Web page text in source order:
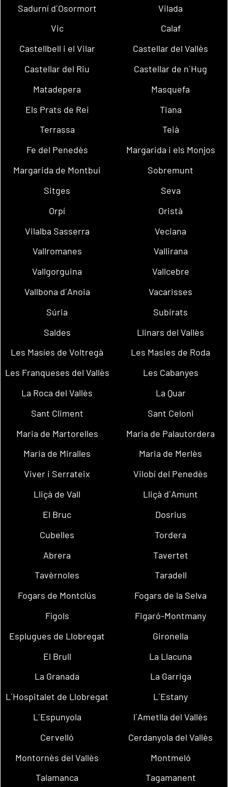
Sadurní d´Osormort
Vilada
Vic
Calaf
Castellbell i el Vilar
Castellar del Vallès
Castellar del Riu
Castellar de n´Hug
Matadepera
Masquefa
Els Prats de Rei
Tiana
Terrassa
Teià
Fe del Penedès
Margarida i els Monjos
Margarida de Montbui
Sobremunt
Sitges
Seva
Orpí
Oristà
Vilalba Sasserra
Veciana
Vallromanes
Vallirana
Vallgorguina
Vallcebre
Vallbona d´Anoia
Vacarisses
Súria
Subirats
Saldes
Llinars del Vallès
Les Masíes de Voltregà
Les Masies de Roda
Les Franqueses del Vallès
Les Cabanyes
La Roca del Vallès
La Quar
Sant Climent
Sant Celoni
Maria de Martorelles
Maria de Palautordera
Maria de Miralles
Maria de Merlès
Viver i Serrateix
Vilobí del Penedès
Lliçà de Vall
Lliçà d´Amunt
El Bruc
Dosrius
Cubelles
Tordera
Abrera
Tavertet
Tavèrnoles
Taradell
Fogars de Montclús
Fogars de la Selva
Fígols
Figaró-Montmany
Esplugues de Llobregat
Gironella
El Brull
La Llacuna
La Granada
La Garriga
L´Hospitalet de Llobregat
L´Estany
L´Espunyola
l´Ametlla del Vallès
Cervelló
Cerdanyola del Vallès
Montornès del Vallès
Montmeló
Talamanca
Tagamanent